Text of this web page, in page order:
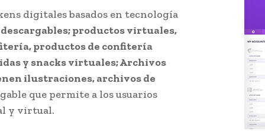
digitales basados ​​en tecnología
productos virtuales,
productos de confitería
y snacks virtuales; Archivos
ilustraciones, archivos de
que permite a los usuarios
y virtual.